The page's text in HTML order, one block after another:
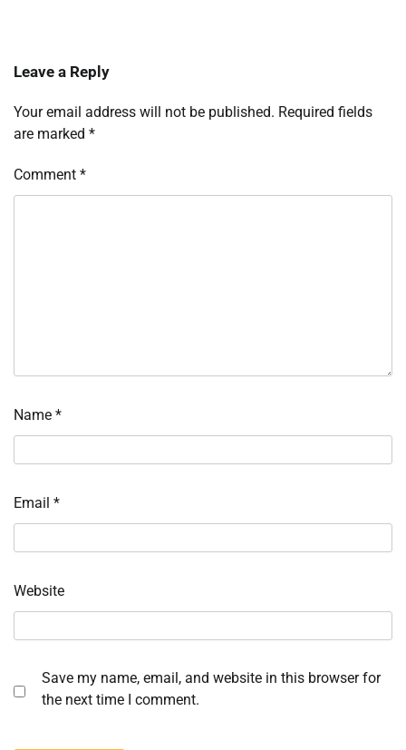
Leave a Reply
Your email address will not be published. Required fields
are marked *
Comment *
Name *
Email *
Website
Save my name, email, and website in this browser for
the next time I comment.